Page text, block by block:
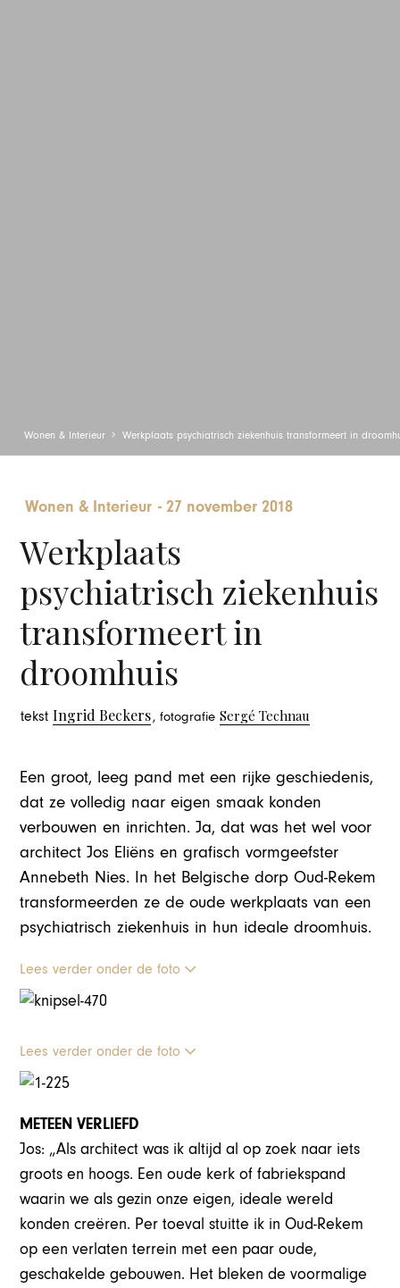
Wonen & Interieur Werkplaats psychiatrisch ziekenhuis transformeert in
Wonen & Interieur -27 november 2018
Werkplaats
psychiatrisch ziekenhuis
transformeert in
droomhuis
tekstIngrid Beckers, fotografieSergé Technau
Een groot, leeg pand met een rijke geschiedenis,
dat ze volledig naar eigen smaak konden
verbouwen en inrichten. Ja, dat was het wel voor
architect Jos Eliëns en grafisch vormgeefster
Annebeth Nies. In het Belgische dorp Oud-Rekem
transformeerden ze de oude werkplaats van een
psychiatrisch ziekenhuis in hun ideale droomhuis.
Lees verder onder de foto
Lees verder onder de foto
METEEN VERLIEFD
Jos: „Als architect was ik altijd al op zoek naar iets
groots en hoogs. Een oude kerk of fabriekspand
waarin we als gezin onze eigen, ideale wereld
konden creëren. Per toeval stuitte ik in Oud-Rekem
op een verlaten terrein met een paar oude,
geschakelde gebouwen. Het bleken de voormalige